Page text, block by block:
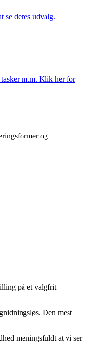
se deres udvalg.
m.m. Klik her for
og
på et valgfrit
Den mest
meningsfuldt at vi ser